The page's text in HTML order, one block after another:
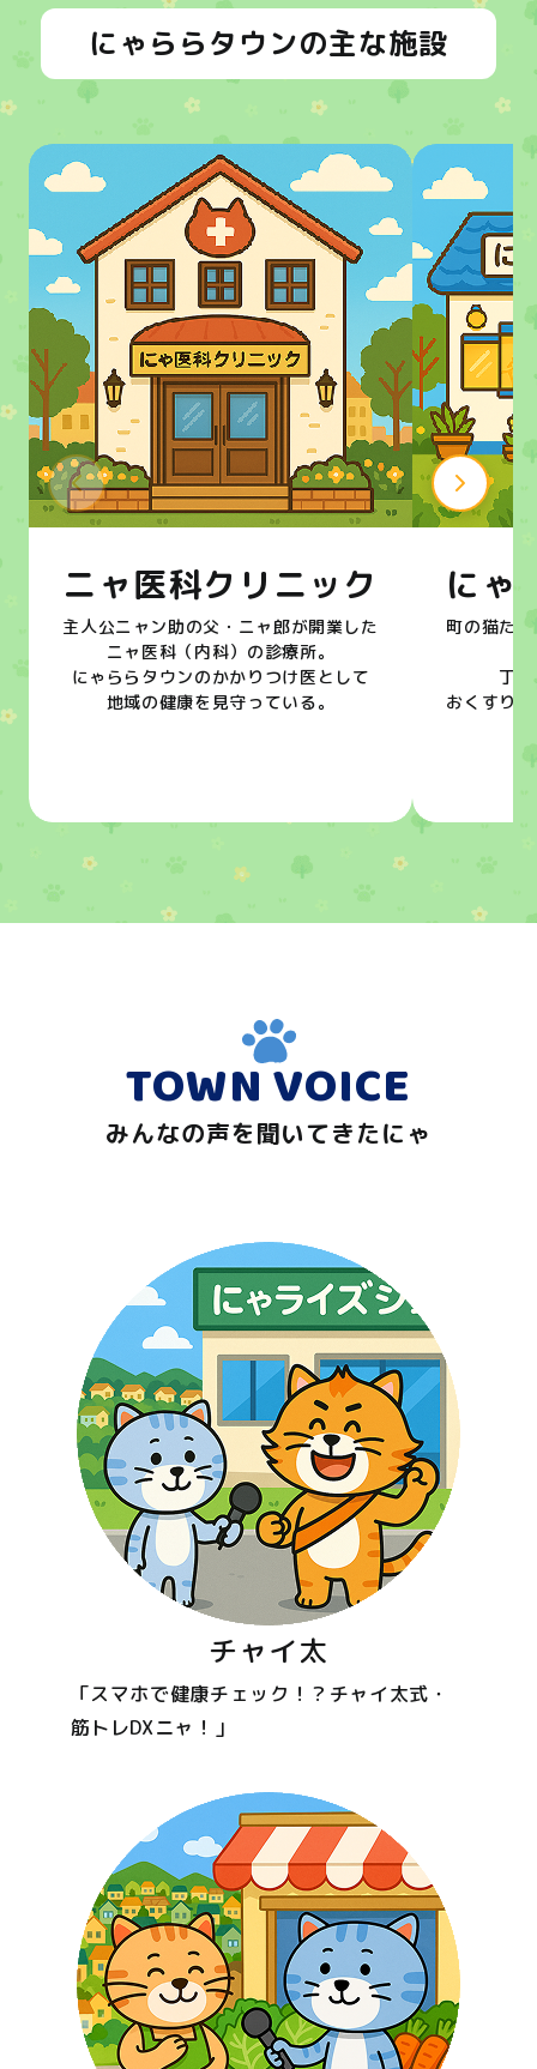
にゃららタウンの主な施設
ニャ医科クリニック
主人公ニャン助の父・ニャ郎が開業した
ニャ医科（内科）の診療所。
にゃららタウンのかかりつけ医として
地域の健康を見守っている。
にゃ
町の猫た
丁
おくすり
TOWN VOICE
みんなの声を聞いてきたにゃ
チャイ太
「スマホで健康チェック！？チャイ太式・
筋トレDXニャ！」